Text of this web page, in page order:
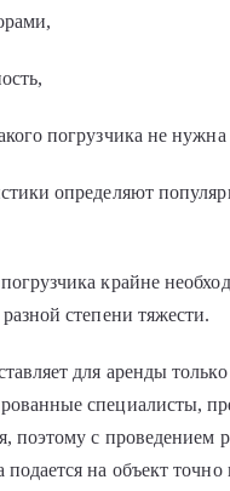
погрузчика не
определяют
крайне
степени тяжести.
для аренды
специалисты,
поэтому с проведением
на объект